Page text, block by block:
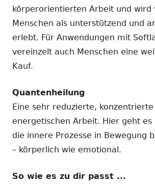
körperorientierten Arbeit und wird
Menschen als unterstützend und
erlebt. Für Anwendungen mit
vereinzelt auch Menschen eine
Kauf.
Quantenheilung
Eine sehr reduzierte,
energetischen Arbeit. Hier geht es
die innere Prozesse in Bewegung
– körperlich wie emotional.
So wie es zu dir passt ...